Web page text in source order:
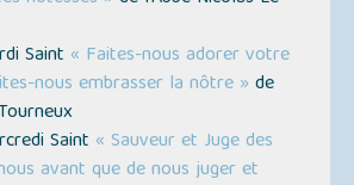
Saint « Faites-nous adorer votre
nous embrasser la nôtre » de
Saint « Sauveur et Juge des
avant que de nous juger et